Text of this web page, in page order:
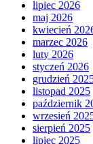
lipiec 2026
maj 2026
kwiecień
marzec 2026
luty 2026
styczeń 2026
grudzień
listopad 2025
październik
wrzesień
sierpień 2025
lipiec 2025